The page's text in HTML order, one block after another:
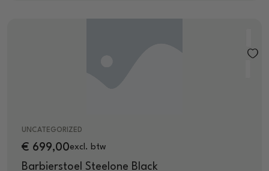
UNCATEGORIZED
Barbierstoel Steelone Black
€ 699,00excl. btw